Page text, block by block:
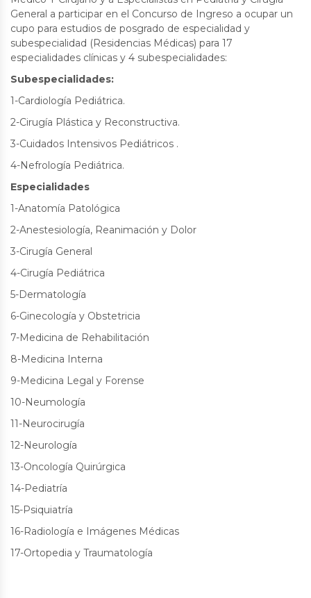
General a participar en el Concurso de Ingreso a ocupar un
cupo para estudios de posgrado de especialidad y
subespecialidad (Residencias Médicas) para 17
especialidades clínicas y 4 subespecialidades:
Subespecialidades:
1-Cardiología Pediátrica.
2-Cirugía Plástica y Reconstructiva.
3-Cuidados Intensivos Pediátricos .
4-Nefrología Pediátrica.
Especialidades
1-Anatomía Patológica
2-Anestesiología, Reanimación y Dolor
3-Cirugía General
4-Cirugía Pediátrica
5-Dermatología
6-Ginecología y Obstetricia
7-Medicina de Rehabilitación
8-Medicina Interna
9-Medicina Legal y Forense
10-Neumología
11-Neurocirugía
12-Neurología
13-Oncología Quirúrgica
14-Pediatría
15-Psiquiatría
16-Radiología e Imágenes Médicas
17-Ortopedia y Traumatología